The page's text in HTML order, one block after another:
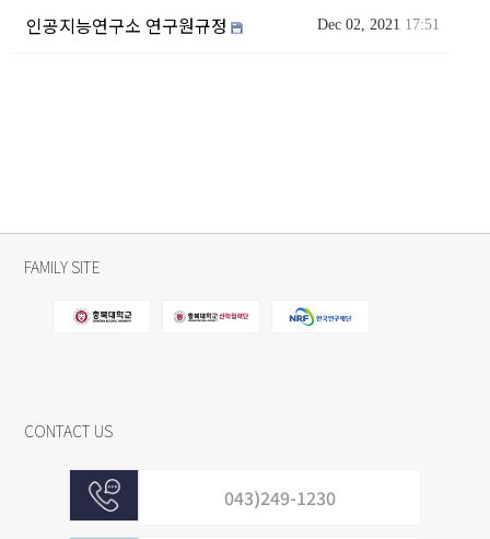
인공지능연구소 연구원규정 Dec 02, 2021 17:51
FAMILY SITE
CONTACT US
043)249-1230